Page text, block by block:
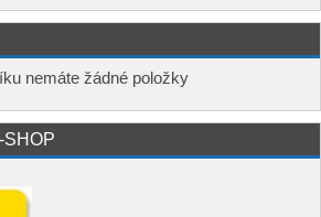
nemáte žádné položky